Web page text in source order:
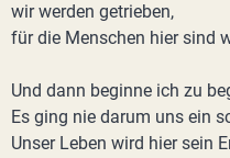
wir werden getrieben,
für die Menschen hier sind
Und dann beginne ich zu
Es ging nie darum uns ein
Unser Leben wird hier sein